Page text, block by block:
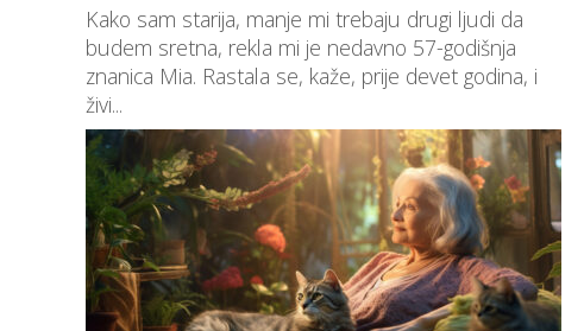
Kako sam starija, manje mi trebaju drugi ljudi da
budem sretna, rekla mi je nedavno 57-godišnja
znanica Mia. Rastala se, kaže, prije devet godina, i
živi...